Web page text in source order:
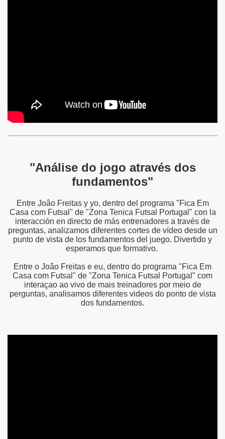
"Análise do jogo através dos
fundamentos"
Entre Joâo Freitas y yo, dentro del programa "Fica Em
Casa com Futsal" de "Zona Tenica Futsal Portugal" con la
interacción en directo de más entrenadores a través de
preguntas, analizamos diferentes cortes de vídeo desde un
punto de vista de los fundamentos del juego. Divertido y
esperamos que formativo.
Entre o Joâo Freitas e eu, dentro do programa "Fica Em
Casa com Futsal" de "Zona Tenica Futsal Portugal" com
interaçao ao vivo de mais treinadores por meio de
perguntas, analisamos diferentes videos do ponto de vista
dos fundamentos.